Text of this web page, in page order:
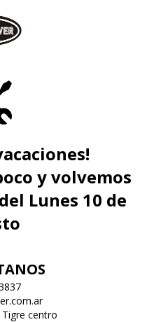
y volvemos
Lunes 10 de
centro